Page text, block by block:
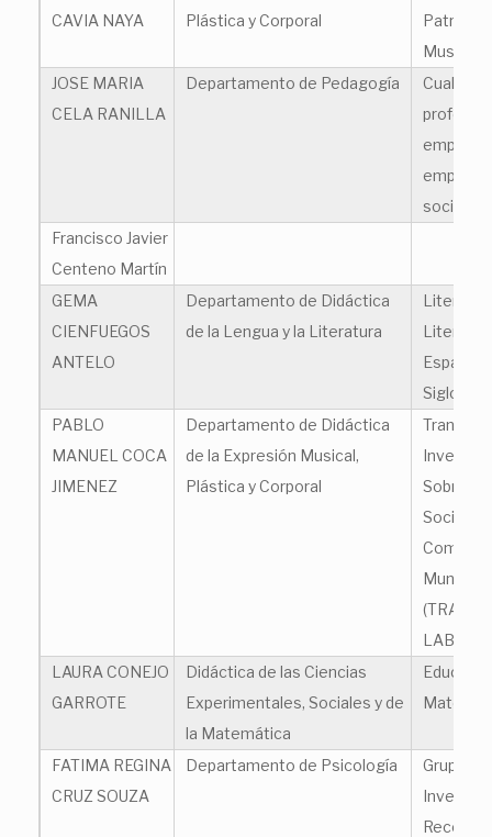
CAVIA NAYA Plástica y Corporal
Musical
JOSE MARIA
CELA RANILLA
Departamento de Pedagogía
social
Francisco Javier
Centeno Martín
GEMA
CIENFUEGOS
ANTELO
Departamento de Didáctica
de la Lengua y la Literatura
Literaria
España
Siglos
PABLO
MANUEL COCA
JIMENEZ
Departamento de Didáctica
de la Expresión Musical,
Plástica y Corporal
Sobre la
Social y
Mundo
(TRANS-
LAB)
LAURA CONEJO
GARROTE
Didáctica de las Ciencias
Experimentales, Sociales y de
la Matemática
FATIMA REGINA
CRUZ SOUZA
Departamento de Psicología
Grupo de